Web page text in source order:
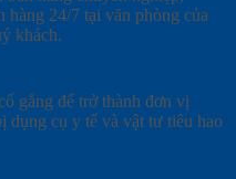
hàng 24/7 tại văn phòng của
khách.
gắng để trở thành đơn vị
dụng cụ y tế và vật tư tiêu hao